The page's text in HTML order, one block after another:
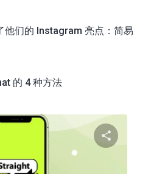
他们的 Instagram 亮点：简易
的 4 种方法